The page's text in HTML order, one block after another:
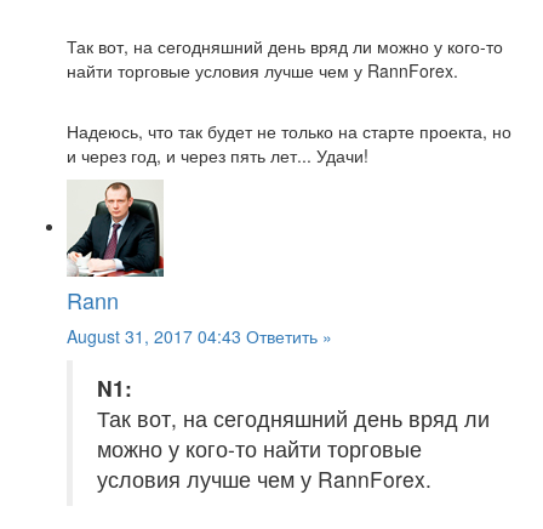
Так вот, на сегодняшний день вряд ли можно у кого-то
найти торговые условия лучше чем у RannForex.
Надеюсь, что так будет не только на старте проекта, но
и через год, и через пять лет... Удачи!
Rann
August 31, 2017 04:43 Ответить »
N1:
Так вот, на сегодняшний день вряд ли
можно у кого-то найти торговые
условия лучше чем у RannForex.